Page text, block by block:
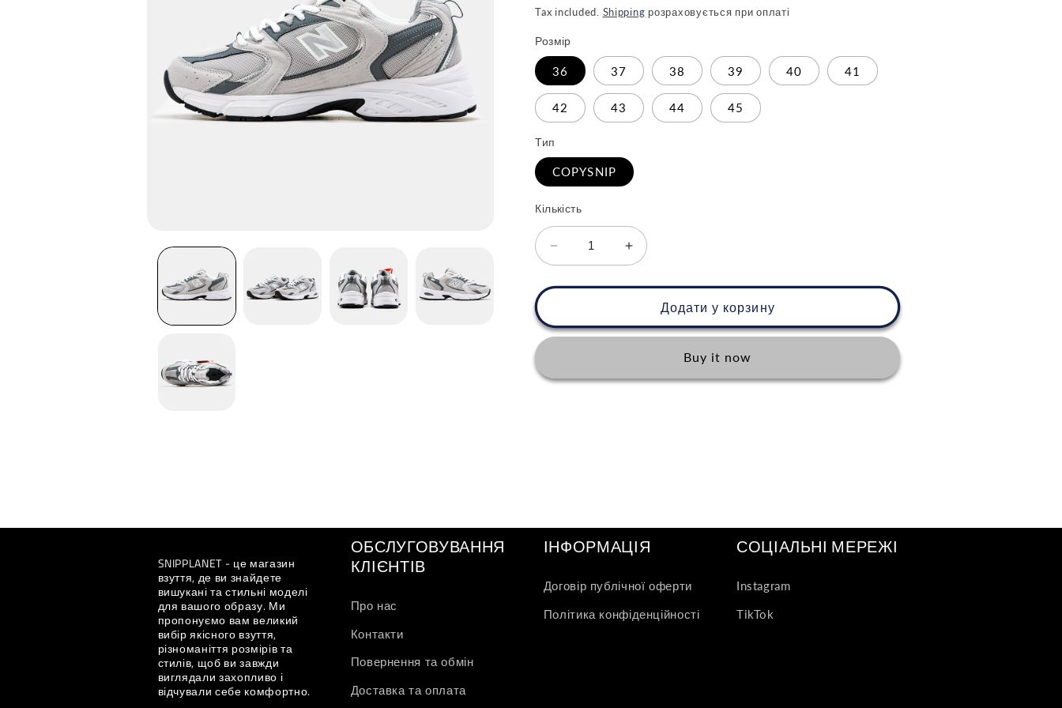
ціна
Tax included. Shipping розраховується при оплаті
Розмір
36 37 38 39 40 41
42 43 44 45
Тип
COPYSNIP
Кількість
Зменшити
кількість
для
Balance
530
Збільшити
кількість
для
Balance
530
Додати у корзину
Buy it now
SNIPPLANET - це магазин
взуття, де ви знайдете
вишукані та стильні моделі
для вашого образу. Ми
пропонуємо вам великий
вибір якісного взуття,
різноманіття розмірів та
стилів, щоб ви завжди
виглядали захопливо і
відчували себе комфортно.
ОБСЛУГОВУВАННЯ
КЛІЄНТІВ
Про нас
Контакти
Повернення та обмін
Доставка та оплата
ІНФОРМАЦІЯ
Договір публічної оферти
Політика конфіденційності
СОЦІАЛЬНІ МЕРЕЖІ
Instagram
TikTok